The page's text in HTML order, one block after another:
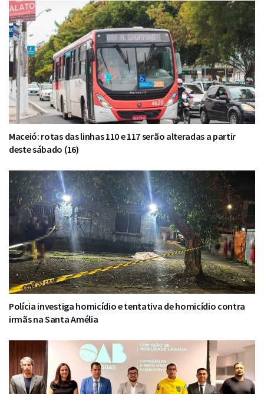
Maceió: rotas das linhas 110 e 117 serão alteradas a partir
deste sábado (16)
Polícia investiga homicídio e tentativa de homicídio contra
irmãs na Santa Amélia